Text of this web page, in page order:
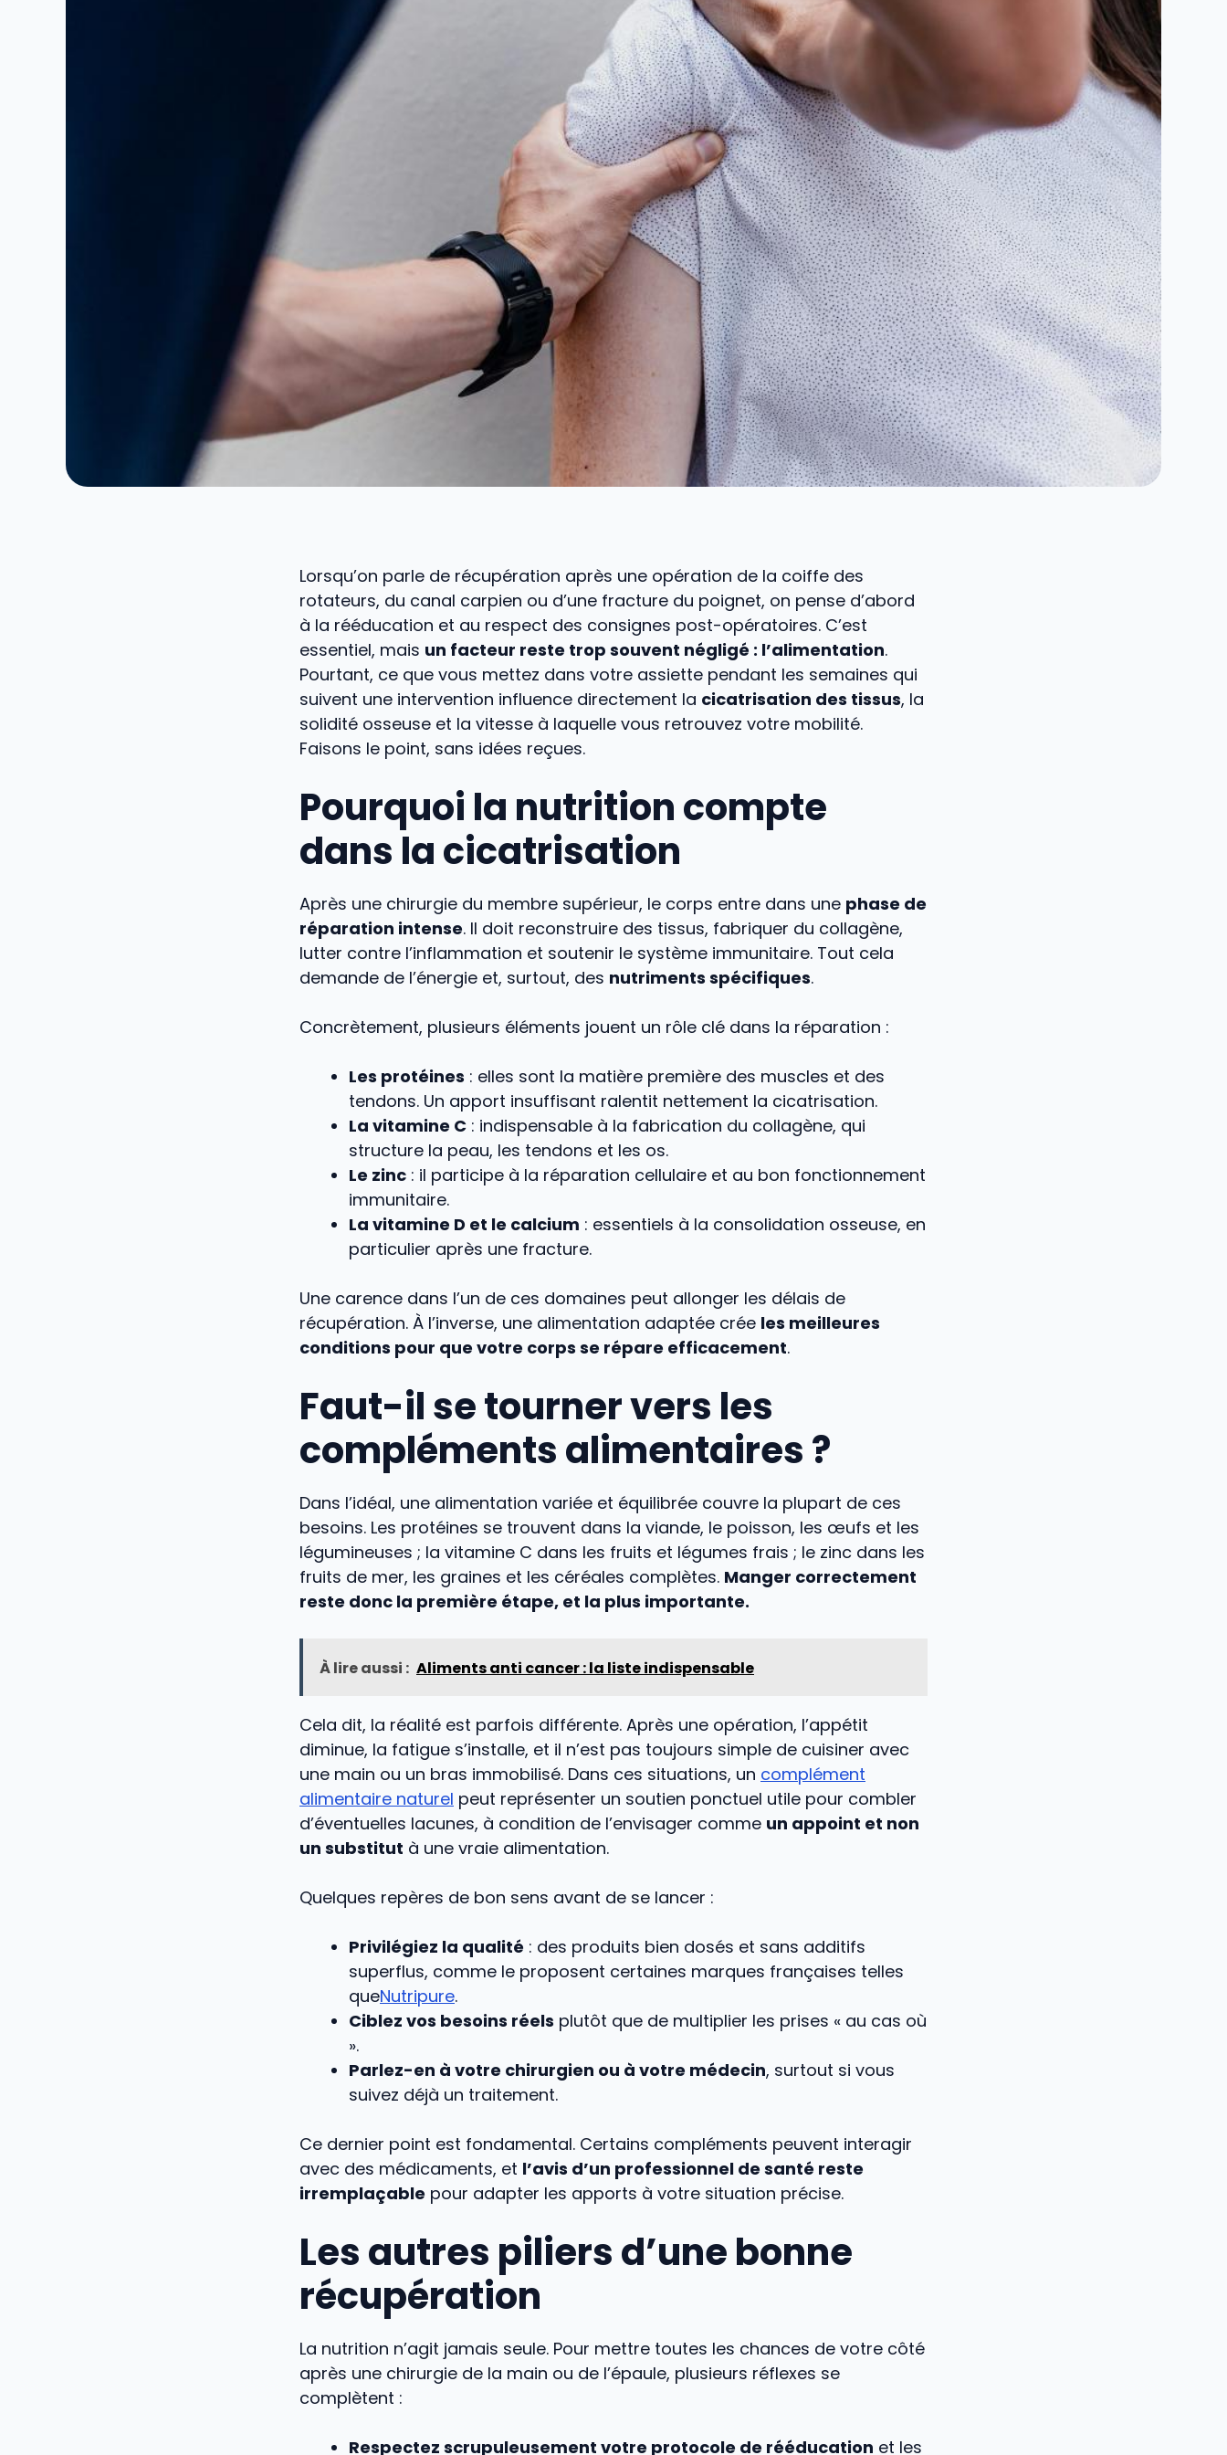
Lorsqu’on parle de récupération après une opération de la coiffe des
rotateurs, du canal carpien ou d’une fracture du poignet, on pense d’abord
à la rééducation et au respect des consignes post-opératoires. C’est
essentiel, mais un facteur reste trop souvent négligé : l’alimentation.
Pourtant, ce que vous mettez dans votre assiette pendant les semaines qui
suivent une intervention influence directement la cicatrisation des tissus, la
solidité osseuse et la vitesse à laquelle vous retrouvez votre mobilité.
Faisons le point, sans idées reçues.
Pourquoi la nutrition compte
dans la cicatrisation
Après une chirurgie du membre supérieur, le corps entre dans une phase de
réparation intense. Il doit reconstruire des tissus, fabriquer du collagène,
lutter contre l’inflammation et soutenir le système immunitaire. Tout cela
demande de l’énergie et, surtout, des nutriments spécifiques.
Concrètement, plusieurs éléments jouent un rôle clé dans la réparation :
Les protéines : elles sont la matière première des muscles et des
tendons. Un apport insuffisant ralentit nettement la cicatrisation.
La vitamine C : indispensable à la fabrication du collagène, qui
structure la peau, les tendons et les os.
Le zinc : il participe à la réparation cellulaire et au bon fonctionnement
immunitaire.
La vitamine D et le calcium : essentiels à la consolidation osseuse, en
particulier après une fracture.
Une carence dans l’un de ces domaines peut allonger les délais de
récupération. À l’inverse, une alimentation adaptée crée les meilleures
conditions pour que votre corps se répare efficacement.
Faut-il se tourner vers les
compléments alimentaires ?
Dans l’idéal, une alimentation variée et équilibrée couvre la plupart de ces
besoins. Les protéines se trouvent dans la viande, le poisson, les œufs et les
légumineuses ; la vitamine C dans les fruits et légumes frais ; le zinc dans les
fruits de mer, les graines et les céréales complètes. Manger correctement
reste donc la première étape, et la plus importante.
À lire aussi : Aliments anti cancer : la liste indispensable
Cela dit, la réalité est parfois différente. Après une opération, l’appétit
diminue, la fatigue s’installe, et il n’est pas toujours simple de cuisiner avec
une main ou un bras immobilisé. Dans ces situations, un complément
alimentaire naturel peut représenter un soutien ponctuel utile pour combler
d’éventuelles lacunes, à condition de l’envisager comme un appoint et non
un substitut à une vraie alimentation.
Quelques repères de bon sens avant de se lancer :
Privilégiez la qualité : des produits bien dosés et sans additifs
superflus, comme le proposent certaines marques françaises telles
queNutripure.
Ciblez vos besoins réels plutôt que de multiplier les prises « au cas où
».
Parlez-en à votre chirurgien ou à votre médecin, surtout si vous
suivez déjà un traitement.
Ce dernier point est fondamental. Certains compléments peuvent interagir
avec des médicaments, et l’avis d’un professionnel de santé reste
irremplaçable pour adapter les apports à votre situation précise.
Les autres piliers d’une bonne
récupération
La nutrition n’agit jamais seule. Pour mettre toutes les chances de votre côté
après une chirurgie de la main ou de l’épaule, plusieurs réflexes se
complètent :
Respectez scrupuleusement votre protocole de rééducation et les